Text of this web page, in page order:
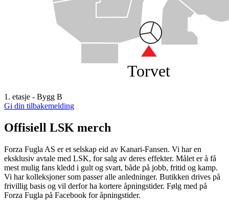
Torvet
1. etasje - Bygg B
Gi din tilbakemelding
Offisiell LSK merch
Forza Fugla AS er et selskap eid av Kanari-Fansen. Vi har en
eksklusiv avtale med LSK, for salg av deres effekter. Målet er å få
mest mulig fans kledd i gult og svart, både på jobb, fritid og kamp.
Vi har kolleksjoner som passer alle anledninger. Butikken drives på
frivillig basis og vil derfor ha kortere åpningstider. Følg med på
Forza Fugla på Facebook for åpningstider.